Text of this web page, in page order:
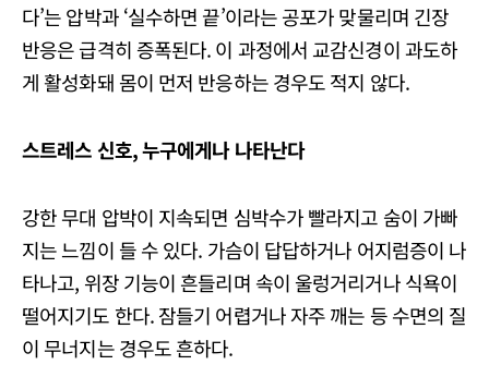
다’는 압박과 ‘실수하면 끝’이라는 공포가 맞물리며 긴장
반응은 급격히 증폭된다. 이 과정에서 교감신경이 과도하
게 활성화돼 몸이 먼저 반응하는 경우도 적지 않다.
스트레스 신호, 누구에게나 나타난다
강한 무대 압박이 지속되면 심박수가 빨라지고 숨이 가빠
지는 느낌이 들 수 있다. 가슴이 답답하거나 어지럼증이 나
타나고, 위장 기능이 흔들리며 속이 울렁거리거나 식욕이
떨어지기도 한다. 잠들기 어렵거나 자주 깨는 등 수면의 질
이 무너지는 경우도 흔하다.